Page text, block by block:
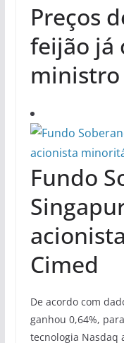
Preços
feijão já
ministro
Fundo
Cimed
De acordo com
ganhou 0,64%,
tecnologia Nasdaq